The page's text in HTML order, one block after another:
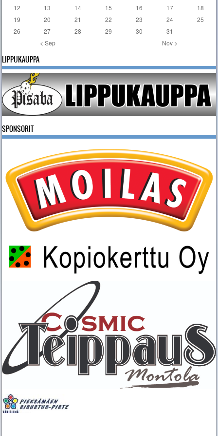
12
13 14 15 16 17
18
19
20 21 22 23 24
25
26
27 28 29 30
31
< Sep
Nov >
LIPPUKAUPPA
SPONSORIT